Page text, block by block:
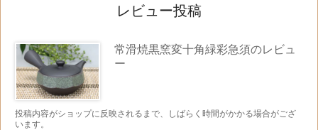
レビュー投稿
常滑焼黒窯変十角緑彩急須のレビュ
ー
投稿内容がショップに反映されるまで、しばらく時間がかかる場合がござ
います。